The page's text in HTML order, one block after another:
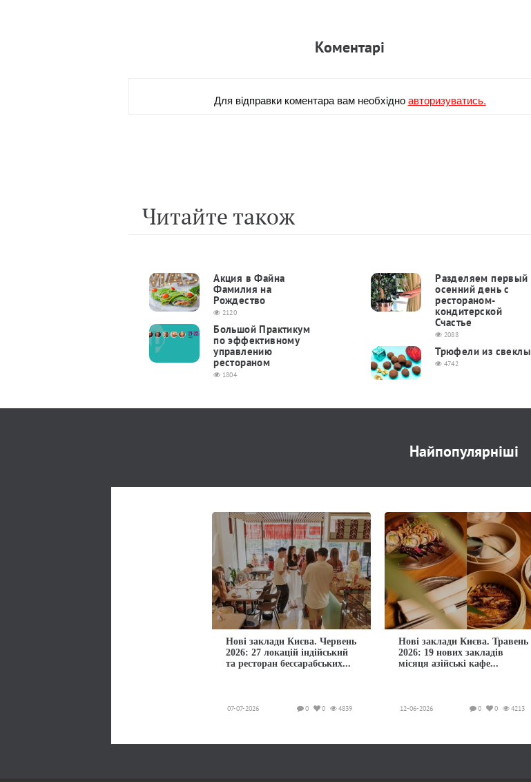
Коментарi
Для вiдправки коментара вам необхiдноавторизуватись.
Читайте також
Акция в Файна
Фамилия на
Рождество
2120
Большой Практикум
по эффективному
управлению
рестораном
1804
Разделяем первый
осенний день с
рестораном-
кондитерской
Счастье
2088
Трюфели из свеклы
4742
Найпопулярніші
Нові заклади Києва. Червень
2026: 27 локацій індійський
та ресторан бессарабських...
07-07-2026 4839
0
0
Нові заклади Києва. Травень
2026: 19 нових закладів
місяця азійські кафе...
12-06-2026 4213
0
0